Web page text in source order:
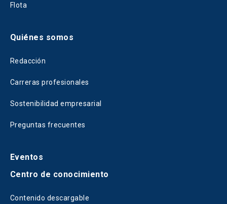
Flota
Quiénes somos
Redacción
Carreras profesionales
Sostenibilidad empresarial
Preguntas frecuentes
Eventos
Centro de conocimiento
Contenido descargable